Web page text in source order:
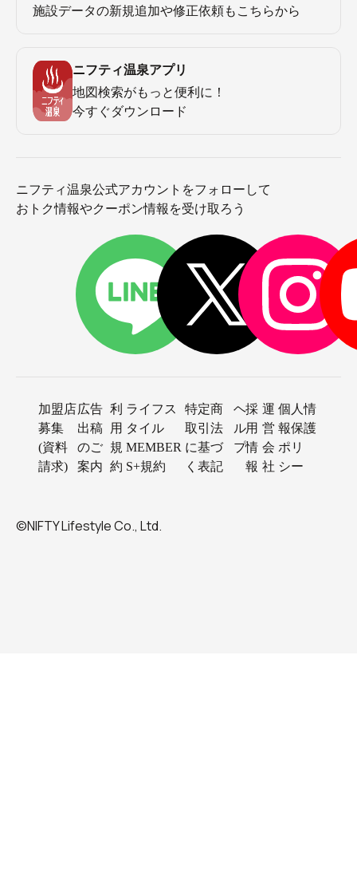
施設データの新規追加や修正依頼もこちらから
ニフティ温泉アプリ
地図検索がもっと便利に！
今すぐダウンロード
ニフティ温泉公式アカウントをフォローして
おトク情報やクーポン情報を受け取ろう
加盟店
募集
(資料
請求)
広告
出稿
のご
案内
利
用
規
約
ライフス
タイル
MEMBER
S+規約
特定商
取引法
に基づ
く表記
ヘ
ル
プ
採
用
情
報
運
営
会
社
個人情
報保護
ポリ
シー
©NIFTY Lifestyle Co., Ltd.